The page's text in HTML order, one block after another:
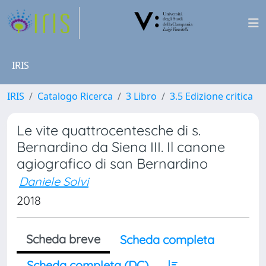
IRIS
IRIS Catalogo Ricerca 3 Libro 3.5 Edizione critica
Le vite quattrocentesche di s.
Bernardino da Siena III. Il canone
agiografico di san Bernardino
Daniele Solvi
2018
Scheda breve
Scheda completa